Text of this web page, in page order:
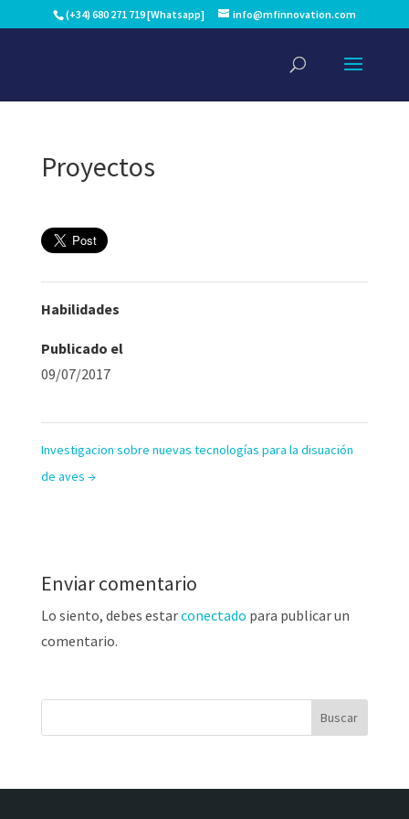
(+34) 680 271 719 [Whatsapp] info@mfinnovation.com
Proyectos
Habilidades
Publicado el
09/07/2017
Investigacion sobre nuevas tecnologías para la disuación
de aves →
Enviar comentario
Lo siento, debes estarconectado para publicar un
comentario.